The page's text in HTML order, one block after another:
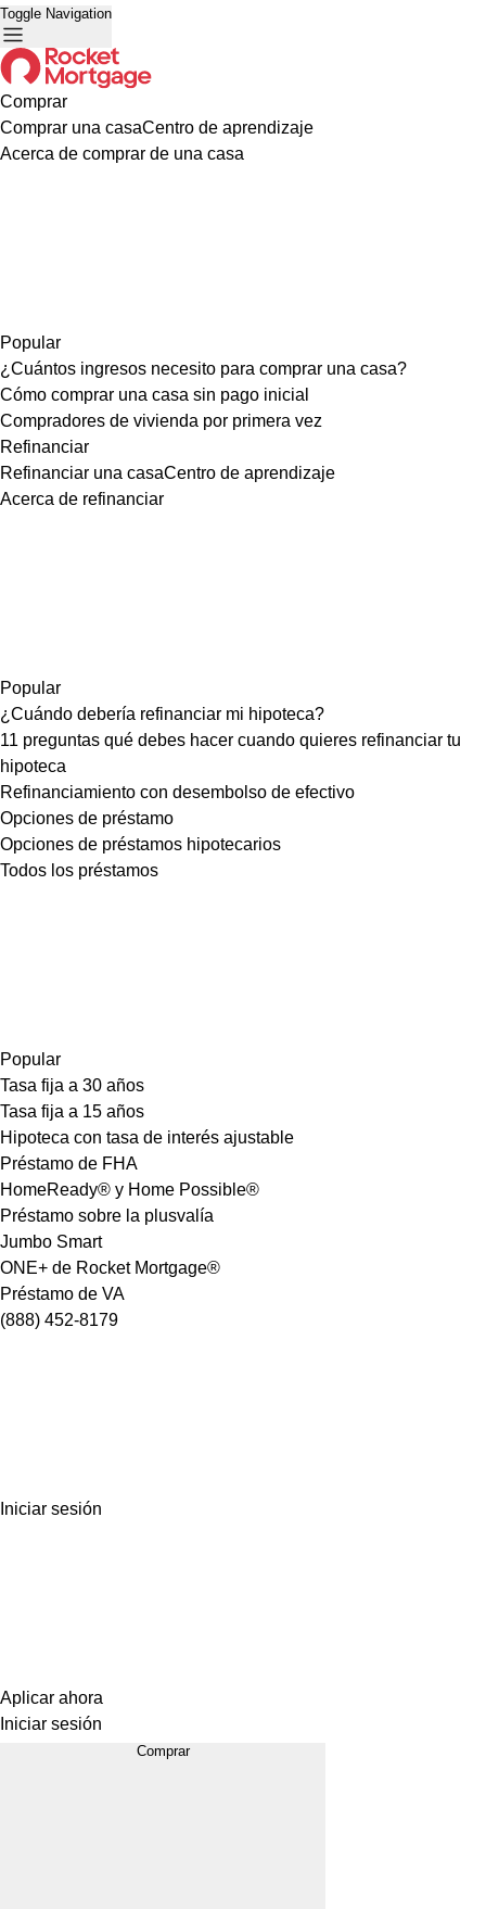
Toggle Navigation
Comprar
Comprar una casaCentro de aprendizaje
Acerca de comprar de una casa
Popular
¿Cuántos ingresos necesito para comprar una casa?
Cómo comprar una casa sin pago inicial
Compradores de vivienda por primera vez
Refinanciar
Refinanciar una casaCentro de aprendizaje
Acerca de refinanciar
Popular
¿Cuándo debería refinanciar mi hipoteca?
11 preguntas qué debes hacer cuando quieres refinanciar tu
hipoteca
Refinanciamiento con desembolso de efectivo
Opciones de préstamo
Opciones de préstamos hipotecarios
Todos los préstamos
Popular
Tasa fija a 30 años
Tasa fija a 15 años
Hipoteca con tasa de interés ajustable
Préstamo de FHA
HomeReady® y Home Possible®
Préstamo sobre la plusvalía
Jumbo Smart
ONE+ de Rocket Mortgage®
Préstamo de VA
(888) 452-8179
Iniciar sesión
Aplicar ahora
Iniciar sesión
Comprar